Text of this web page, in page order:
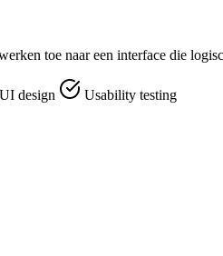
toe naar een interface die
UI design
Usability testing